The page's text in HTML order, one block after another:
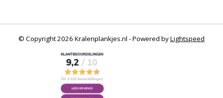
© Copyright 2026 Kralenplankjes.nl - Powered byLightspeed